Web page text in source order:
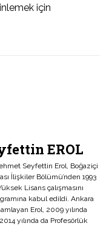
için
EROL
Seyfettin Erol, Boğaziçi
İlişkiler Bölümü’nden 1993
Lisans çalışmasını
kabul edildi. Ankara
Erol, 2009 yılında
yılında da Profesörlük